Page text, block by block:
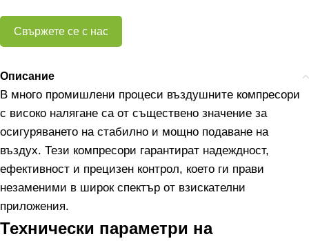
Свържете се с нас
Описание
В много промишлени процеси въздушните компресори
с високо налягане са от съществено значение за
осигуряването на стабилно и мощно подаване на
въздух. Тези компресори гарантират надеждност,
ефективност и прецизен контрол, което ги прави
незаменими в широк спектър от взискателни
приложения.
Технически параметри на